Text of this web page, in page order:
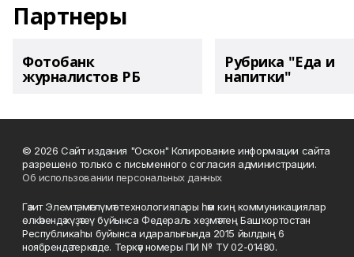
Партнеры
Фотобанк
журналистов РБ
Рубрика "Еда и
напитки"
© 2026 Сайт издания "Оскон" Копирование информации сайта
разрешено только с письменного согласия администрации.
Об использовании персональных данных
Гәзит Элемтә, мәғлүмәт технологиялары һәм киң коммуникациялар
өлкәһендә күҙәтеү буйынса Федераль хеҙмәттең Башҡортостан
Республикаһы буйынса идаралығында 2015 йылдың 6
ноябрендә теркәлде. Теркәү номеры ПИ № ТУ 02-01480.